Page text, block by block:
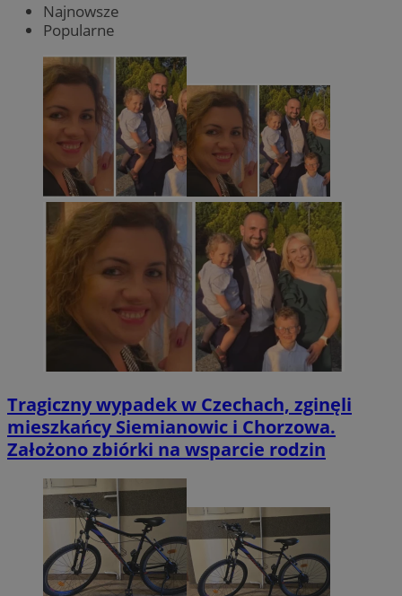
Najnowsze
Popularne
Tragiczny wypadek w Czechach, zginęli
mieszkańcy Siemianowic i Chorzowa.
Założono zbiórki na wsparcie rodzin